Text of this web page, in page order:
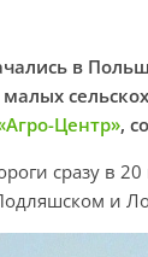
в
Центр»,
сразу в 20
и